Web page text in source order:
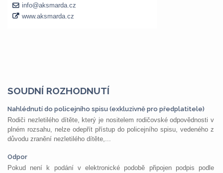
SOUDNÍ ROZHODNUTÍ
Nahlédnutí do policejního spisu (exkluzivně pro předplatitele)
Rodiči nezletilého dítěte, který je nositelem rodičovské odpovědnosti v
plném rozsahu, nelze odepřít přístup do policejního spisu, vedeného z
důvodu zranění nezletilého dítěte,...
Odpor
Pokud není k podání v elektronické podobě připojen podpis podle